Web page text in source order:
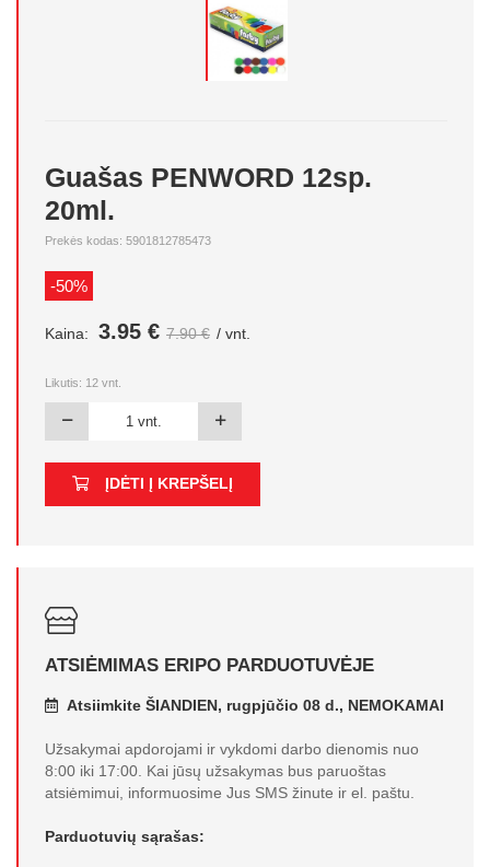
Guašas PENWORD 12sp.
20ml.
Prekės kodas: 5901812785473
-50%
Kaina: 3.95 € 7.90 € / vnt.
Likutis: 12 vnt.
ĮDĖTI Į KREPŠELĮ
ATSIĖMIMAS ERIPO PARDUOTUVĖJE
Atsiimkite ŠIANDIEN, rugpjūčio 08 d., NEMOKAMAI
Užsakymai apdorojami ir vykdomi darbo dienomis nuo
8:00 iki 17:00. Kai jūsų užsakymas bus paruoštas
atsiėmimui, informuosime Jus SMS žinute ir el. paštu.
Parduotuvių sąrašas: